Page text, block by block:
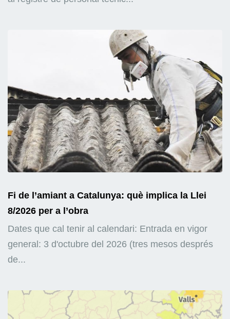
Fi de l’amiant a Catalunya: què implica la Llei
8/2026 per a l’obra
Dates que cal tenir al calendari: Entrada en vigor
general: 3 d'octubre del 2026 (tres mesos després
de...